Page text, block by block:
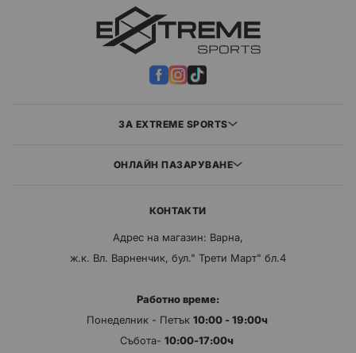
ЗА EXTREME SPORTS
ОНЛАЙН ПАЗАРУВАНЕ
КОНТАКТИ
Адрес на магазин: Варна,
ж.к. Вл. Варненчик, бул." Трети Март" бл.4
Работно време:
Понеделник - Петък 10:00 - 19:00ч
Събота- 10:00-17:00ч